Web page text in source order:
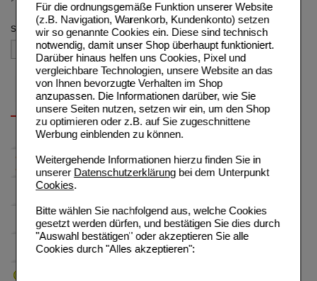
Für die ordnungsgemäße Funktion unserer Website
(z.B. Navigation, Warenkorb, Kundenkonto) setzen
wir so genannte Cookies ein. Diese sind technisch
notwendig, damit unser Shop überhaupt funktioniert.
Darüber hinaus helfen uns Cookies, Pixel und
vergleichbare Technologien, unsere Website an das
von Ihnen bevorzugte Verhalten im Shop
anzupassen. Die Informationen darüber, wie Sie
unsere Seiten nutzen, setzen wir ein, um den Shop
zu optimieren oder z.B. auf Sie zugeschnittene
Werbung einblenden zu können.
Weitergehende Informationen hierzu finden Sie in
unserer Datenschutzerklärungbei dem Unterpunkt
Cookies.
Bitte wählen Sie nachfolgend aus, welche Cookies
gesetzt werden dürfen, und bestätigen Sie dies durch
"Auswahl bestätigen" oder akzeptieren Sie alle
Cookies durch "Alles akzeptieren":
(auswahl entfernen)
Sortieren nach